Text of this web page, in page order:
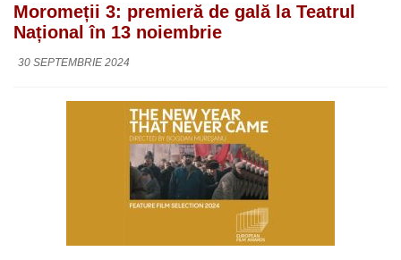
Moromeții 3: premieră de gală la Teatrul
Național în 13 noiembrie
30 SEPTEMBRIE 2024